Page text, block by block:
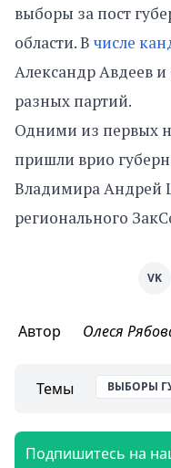
выборы за пост
области. В числе
Александр Авдеев и
разных партий.
Одними из первых
пришли врио
Владимира Андрей
регионального
VK
Автор Олеся
Темы ВЫБОРЫ
Подпишитесь на